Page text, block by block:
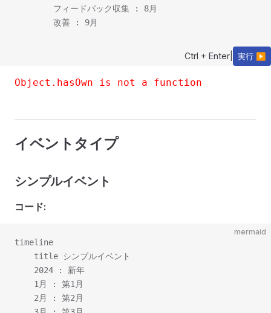
        フィードバック収集 : 8月
Ctrl + Enter 実行 ▶
Object.hasOwn is not a function
イベントタイプ
シンプルイベント
コード:
mermaid
timeline
    title シンプルイベント
    2024 : 新年
    1月 : 第1月
    2月 : 第2月